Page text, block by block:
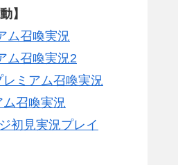
】
ム召喚実況
ム召喚実況2
ミアム召喚実況
召喚実況
初見実況プレイ